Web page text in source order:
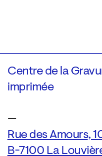
Centre de la
imprimée
—
Rue des Amours,
B-7100 La